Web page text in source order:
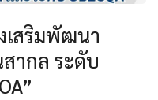
เสริมพัฒนา
ากล ระดับ